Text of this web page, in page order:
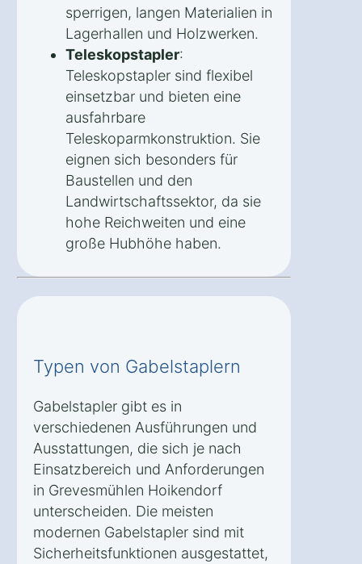
sperrigen, langen Materialien in
Lagerhallen und Holzwerken.
Teleskopstapler:
Teleskopstapler sind flexibel
einsetzbar und bieten eine
ausfahrbare
Teleskoparmkonstruktion. Sie
eignen sich besonders für
Baustellen und den
Landwirtschaftssektor, da sie
hohe Reichweiten und eine
große Hubhöhe haben.
Typen von Gabelstaplern
Gabelstapler gibt es in
verschiedenen Ausführungen und
Ausstattungen, die sich je nach
Einsatzbereich und Anforderungen
in Grevesmühlen Hoikendorf
unterscheiden. Die meisten
modernen Gabelstapler sind mit
Sicherheitsfunktionen ausgestattet,